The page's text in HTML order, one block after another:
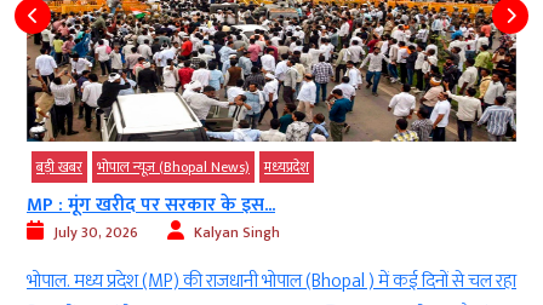
बड़ी खबर भोपाल न्यूज़ (Bhopal News) मध्‍यप्रदेश
MP : मूंग खरीद पर सरकार के इस...
July 30, 2026 Kalyan Singh
भोपाल. मध्य प्रदेश (MP) की राजधानी भोपाल (Bhopal ) में कई दिनों से चल रहा